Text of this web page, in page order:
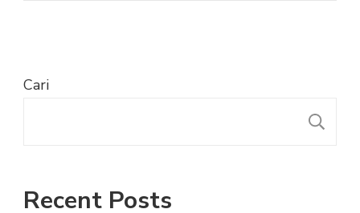
Cari
Recent Posts